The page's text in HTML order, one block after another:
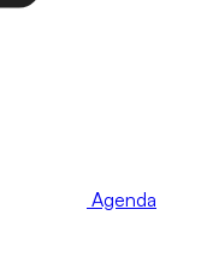
Agenda